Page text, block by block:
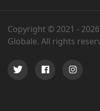
Copyright © 2021 -
Globale. All rights